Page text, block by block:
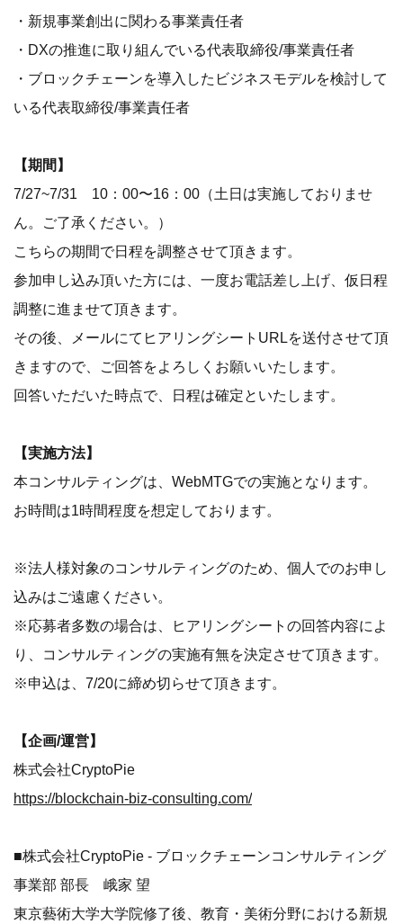
・新規事業創出に関わる事業責任者
・DXの推進に取り組んでいる代表取締役/事業責任者
・ブロックチェーンを導入したビジネスモデルを検討して
いる代表取締役/事業責任者
【期間】
7/27~7/31 10：00〜16：00（土日は実施しておりませ
ん。ご了承ください。）
こちらの期間で日程を調整させて頂きます。
参加申し込み頂いた方には、一度お電話差し上げ、仮日程
調整に進ませて頂きます。
その後、メールにてヒアリングシートURLを送付させて頂
きますので、ご回答をよろしくお願いいたします。
回答いただいた時点で、日程は確定といたします。
【実施方法】
本コンサルティングは、WebMTGでの実施となります。
お時間は1時間程度を想定しております。
※法人様対象のコンサルティングのため、個人でのお申し
込みはご遠慮ください。
※応募者多数の場合は、ヒアリングシートの回答内容によ
り、コンサルティングの実施有無を決定させて頂きます。
※申込は、7/20に締め切らせて頂きます。
【企画/運営】
株式会社CryptoPie
https://blockchain-biz-consulting.com/
■株式会社CryptoPie - ブロックチェーンコンサルティング
事業部 部長 峨家 望
東京藝術大学大学院修了後、教育・美術分野における新規